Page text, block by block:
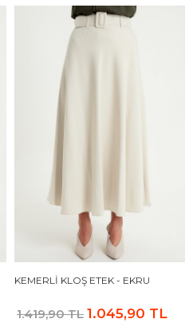
KEMERLI KLOŞ ETEK - EKRU
1.419,90 TL 1.045,90 TL